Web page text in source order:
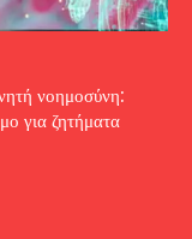
νοημοσύνη:
για ζητήματα